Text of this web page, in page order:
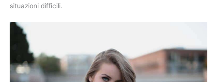
situazioni difficili.